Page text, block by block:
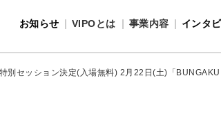
お知らせ VIPOとは
VIPOとは
事業内容
インタ
別セッション決定(入場無料) 2月22日(土)「